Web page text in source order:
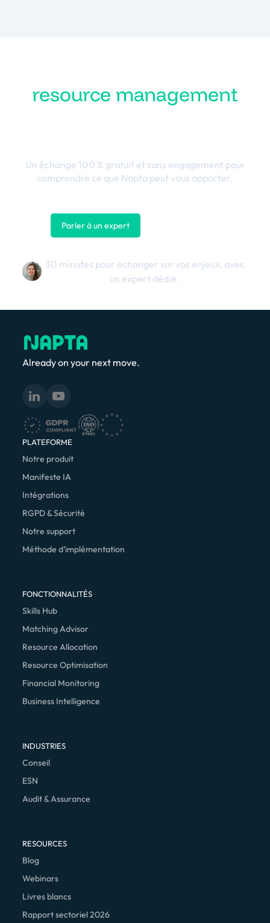
resource management
Un échange 100 % gratuit et sans engagement pour
comprendre ce que Napta peut vous apporter.
Parler à un expert
30 minutes pour échanger sur vos enjeux, avec
un expert dédié.
Already on your next move.
PLATEFORME
Notre produit
Manifeste IA
Intégrations
RGPD & Sécurité
Notre support
Méthode d’implémentation
FONCTIONNALITÉS
Skills Hub
Matching Advisor
Resource Allocation
Resource Optimisation
Financial Monitoring
Business Intelligence
INDUSTRIES
Conseil
ESN
Audit & Assurance
RESOURCES
Blog
Webinars
Livres blancs
Rapport sectoriel 2026